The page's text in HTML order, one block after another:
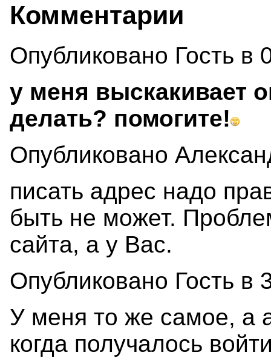
Комментарии
Опубликовано Гость в
у меня выскакивает
делать? помогите!
Опубликовано
писать адрес надо
быть не может.
сайта, а у Вас.
Опубликовано Гость в
У меня то же самое, а
когда получалось